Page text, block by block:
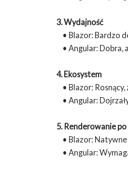
3. Wydajność
• Blazor: Bardzo
• Angular: Dobra,
4. Ekosystem
• Blazor:
• Angular:
5. Renderowanie
• Blazor: Natywne
• Angular: